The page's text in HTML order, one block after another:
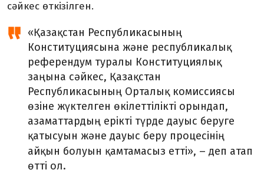
сәйкес өткізілген.
«Қазақстан Республикасының
Конституциясына және республикалық
референдум туралы Конституциялық
заңына сәйкес, Қазақстан
Республикасының Орталық комиссиясы
өзіне жүктелген өкілеттілікті орындап,
азаматтардың ерікті түрде дауыс беруге
қатысуын және дауыс беру процесінің
айқын болуын қамтамасыз етті», – деп атап
өтті ол.